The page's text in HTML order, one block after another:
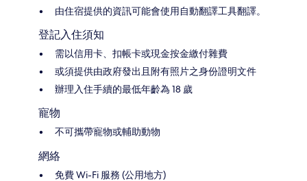
由住宿提供的資訊可能會使用自動翻譯工具翻譯。
登記入住須知
需以信用卡、扣帳卡或現金按金繳付雜費
或須提供由政府發出且附有照片之身份證明文件
辦理入住手續的最低年齡為 18 歲
寵物
不可攜帶寵物或輔助動物
網絡
免費 Wi-Fi 服務 (公用地方)